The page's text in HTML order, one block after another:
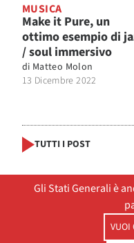
MUSICA
Make it Pure, un
ottimo esempio di
/ soul immersivo
di Matteo Molon
13 Dicembre 2022
TUTTI I POST
Gli Stati Generali è
VUOI